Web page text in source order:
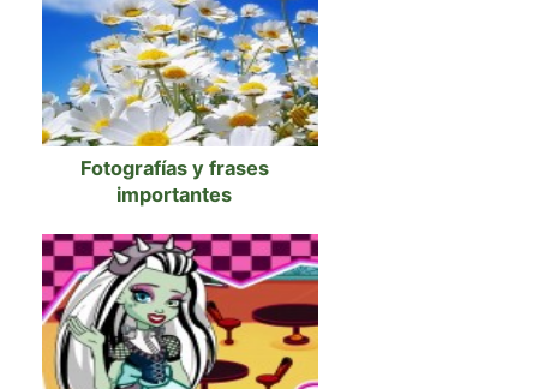
Fotografías y frases
importantes